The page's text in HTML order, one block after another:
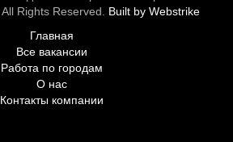
Rights Reserved. Built by Webstrike
Главная
Все вакансии
Работа по городам
О нас
Контакты компании